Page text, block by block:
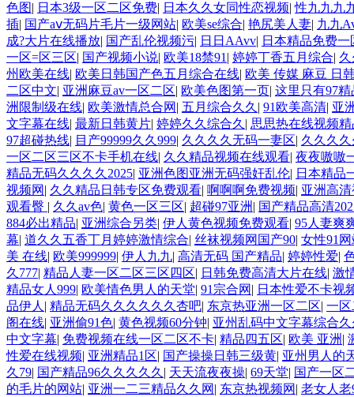
色图| 日本3级一区二区免费| 日本久久女同性恋视频|性九九九
插| 国产aⅴ无码片毛片一级网站| 欧美se综合| 艳尻美人妻| 九九
成?大片在线播放| 国产乱伦视频污| 日日AAvv| 日本精品免费
一区=区三区| 国产视频小说| 欧美18禁91 | 婷婷丁香五月综合|
州欧美在线| 欧美日韩国产色五月综合在线| 欧美 传媒 麻豆 日
二区中文| 亚洲麻豆av一区二区| 欧美色图第一页| 这里只有97精
洲限制级在线| 欧美激情总合网 | 五月综合久久 | 91欧美高清| 亚
文字幕在线| 最新日韩黄片| 婷婷久久综合久 | 思思热在线视频精
97超碰热线| 目产99999久久999| 久久久久无码一妻区| 久久久
一区二区三区不卡手机在线| 久久精品视频在线观看| 夜夜嗷嗷
精品无码久久久久2025| 亚洲色图亚洲无码强奸乱伦| 日本精品
视频网 | 久久精品日韩专区免费观看| 啊啊啊免费视频| 亚洲高
观看臀 | 久久av色| 黄色一区三区| 超碰97亚洲 | 国产精品高清
884必出精品| 亚洲综合另类| 伊人黄色视频免费观看| 95人妻爽
幕| 道久久五香丁月婷婷激情综合| 丝袜视频网国产90| 女性91
美 在线| 欧美999999| 伊人九九| 高清无码 国产精品| 婷婷性爱|
久777| 精品人妻一区二区三区四区| 日韩免费高清大片在线| 激
精品女人999| 欧美情色男人的天堂| 91宗合网 | 日本性爱不卡视
品伊人 | 精品无码久久久久久久杏吧| 东京热亚洲一区二区| 一
阁在线| 亚洲偷91色| 黄色视频60分钟| 亚州乱码中文字幕综合
中文字幕| 免费视频在线一区二区不卡| 精品四五区| 欧美 亚洲 |
性爱在线视频| 亚洲精品1区| 国产操操日韩三级黄| 亚州男人的
久79| 国产精品96久久久久久 | 天天流夜夜操| 69天堂| 国产一区
的毛片的网站| 亚洲一二三精品久久网 | 东京热视频网 | 老女人